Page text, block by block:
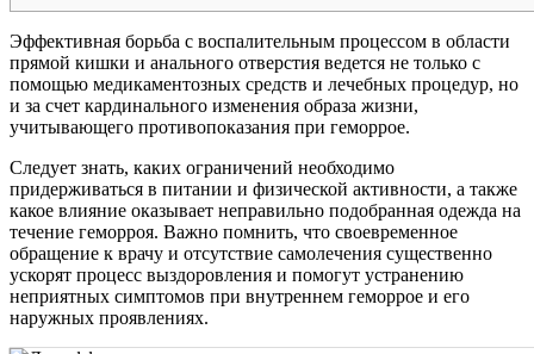
Эффективная борьба с воспалительным процессом в области
прямой кишки и анального отверстия ведется не только с
помощью медикаментозных средств и лечебных процедур, но
и за счет кардинального изменения образа жизни,
учитывающего противопоказания при геморрое.
Следует знать, каких ограничений необходимо
придерживаться в питании и физической активности, а также
какое влияние оказывает неправильно подобранная одежда на
течение геморроя. Важно помнить, что своевременное
обращение к врачу и отсутствие самолечения существенно
ускорят процесс выздоровления и помогут устранению
неприятных симптомов при внутреннем геморрое и его
наружных проявлениях.